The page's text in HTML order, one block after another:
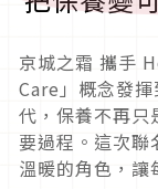
京城之霜 攜手
Care」概念發
代，保養不再只
要過程。這次聯
溫暖的角色，讓